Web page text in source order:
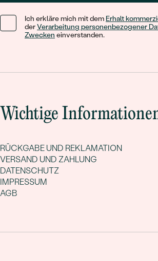
Ich erkläre mich mit dem Erhalt
derVerarbeitung personenbezogener
Zwecken einverstanden.
Wichtige
RÜCKGABE UND REKLAMATION
VERSAND UND ZAHLUNG
DATENSCHUTZ
IMPRESSUM
AGB